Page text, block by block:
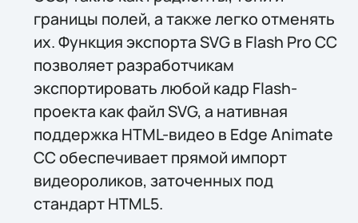
границы полей, а также легко отменять
их. Функция экспорта SVG в Flash Pro CC
позволяет разработчикам
экспортировать любой кадр Flash-
проекта как файл SVG, а нативная
поддержка HTML-видео в Edge Animate
CC обеспечивает прямой импорт
видеороликов, заточенных под
стандарт HTML5.